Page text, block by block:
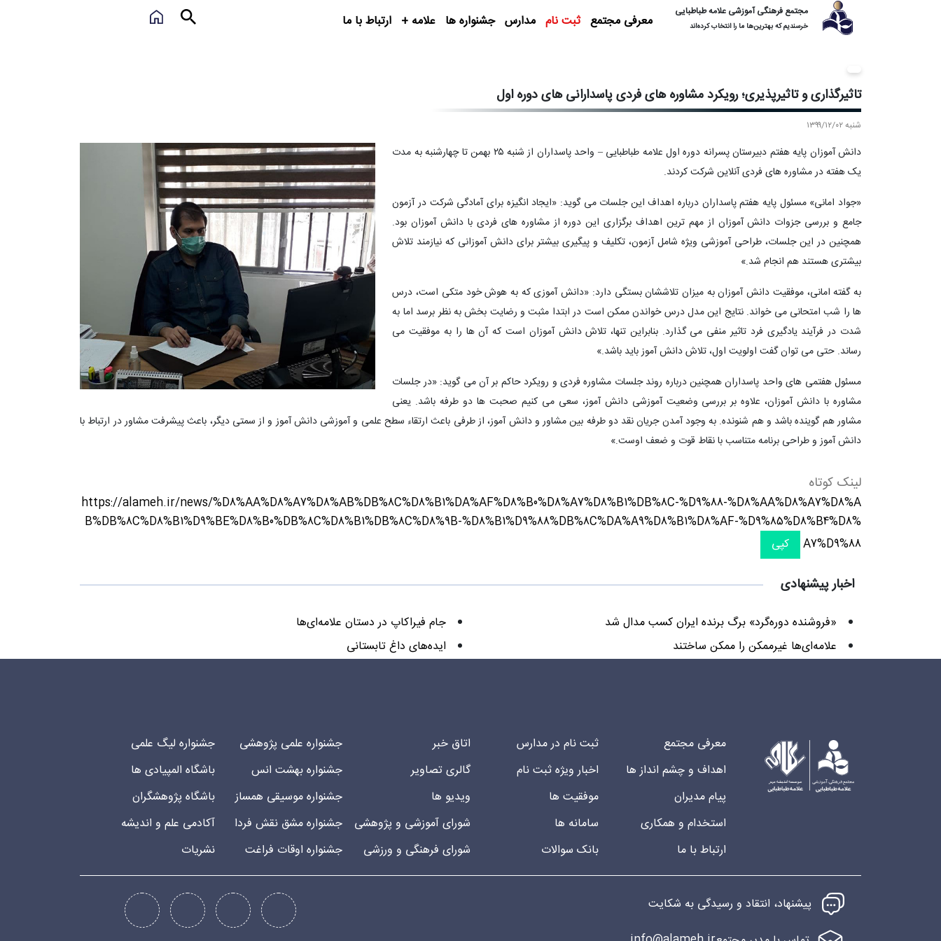
مجتمع فرهنگی آموزشی علامه طباطبایی
خرسندیم که بهترین‌ها ما را انتخاب کرده‌اند معرفی مجتمع ثبت نام مدارس جشنواره ها علامه + ارتباط با ما
تاثیرگذاری و تاثیرپذیری؛ رویکرد مشاوره های فردی پاسدارانی های دوره اول
شنبه ۱۳۹۹/۱۲/۰۲
دانش آموزان پایه هفتم دبیرستان پسرانه دوره اول علامه طباطبایی – واحد پاسداران از شنبه ۲۵ بهمن تا چهارشنبه به مدت
یک هفته در مشاوره های فردی آنلاین شرکت کردند.
«جواد امانی» مسئول پایه هفتم پاسداران درباره اهداف این جلسات می گوید: «ایجاد انگیزه برای آمادگی شرکت در آزمون
جامع و بررسی جزوات دانش آموزان از مهم ترین اهداف برگزاری این دوره از مشاوره های فردی با دانش آموزان بود.
همچنین در این جلسات، طراحی آموزشی ویژه شامل آزمون، تکلیف و پیگیری بیشتر برای دانش آموزانی که نیازمند تلاش
بیشتری هستند هم انجام شد.»
به گفته امانی، موفقیت دانش آموزان به میزان تلاششان بستگی دارد: «دانش آموزی که به هوش خود متکی است، درس
ها را شب امتحانی می خواند. نتایج این مدل درس خواندن ممکن است در ابتدا مثبت و رضایت بخش به نظر برسد اما به
شدت در فرآیند یادگیری فرد تاثیر منفی می گذارد. بنابراین تنها، تلاش دانش آموزان است که آن ها را به موفقیت می
رساند. حتی می توان گفت اولویت اول، تلاش دانش آموز باید باشد.»
مسئول هفتمی های واحد پاسداران همچنین درباره روند جلسات مشاوره فردی و رویکرد حاکم بر آن می گوید: «در جلسات
مشاوره با دانش آموزان، علاوه بر بررسی وضعیت آموزشی دانش آموز، سعی می کنیم صحبت ها دو طرفه باشد. یعنی
مشاور هم گوینده باشد و هم شنونده. به وجود آمدن جریان نقد دو طرفه بین مشاور و دانش آموز، از طرفی باعث ارتقاء سطح علمی و آموزشی دانش آموز و از سمتی دیگر، باعث پیشرفت مشاور در ارتباط با
دانش آموز و طراحی برنامه متناسب با نقاط قوت و ضعف اوست.»
لینک کوتاه
https://alameh.ir/news/%D8%AA%D8%A7%D8%AB%DB%8C%D8%B1%DA%AF%D8%B0%D8%A7%D8%B1%DB%8C-%D9%88-%D8%AA%D8%A7%D8%A
B%DB%8C%D8%B1%D9%BE%D8%B0%DB%8C%D8%B1%DB%8C%D8%9B-%D8%B1%D9%88%DB%8C%DA%A9%D8%B1%D8%AF-%D9%85%D8%B4%D8%
A7%D9%88
کپی
اخبار پیشنهادی
«فروشنده دوره‌گرد» برگ برنده ایران کسب مدال شد
جام فیراکاپ در دستان علامه‌ای‌ها
علامه‌ای‌ها غیرممکن را ممکن ساختند
ایده‌های داغ تابستانی
معرفی مجتمع
اهداف و چشم انداز ها
پیام مدیران
استخدام و همکاری
ارتباط با ما
ثبت نام در مدارس
اخبار ویژه ثبت نام
موفقیت ها
سامانه ها
بانک سوالات
اتاق خبر
گالری تصاویر
ویدیو ها
شورای آموزشی و پژوهشی
شورای فرهنگی و ورزشی
جشنواره علمی پژوهشی
جشنواره بهشت انس
جشنواره موسیقی همساز
جشنواره مشق نقش فردا
جشنواره اوقات فراغت
جشنواره لیگ علمی
باشگاه المپیادی ها
باشگاه پژوهشگران
آکادمی علم و اندیشه
نشریات
پیشنهاد، انتقاد و رسیدگی به شکایت